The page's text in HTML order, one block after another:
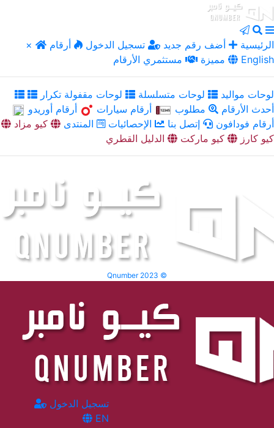
× الرئيسية أضف رقم جديد تسجيل الدخول
أرقام
مميزة
مستثمري الأرقام English
لوحات مواليد لوحات متسلسلة
لوحات مقفولة تكرار
أحدث الأرقام
مطلوب أرقام سيارات
أرقام أوريدو
أرقام فودافون
إتصل بنا الإحصائيات المنتدى
كيو مزاد
كيو كارز
كيو ماركت الدليل القطري
Qnumber 2023 ©
تسجيل الدخول
EN